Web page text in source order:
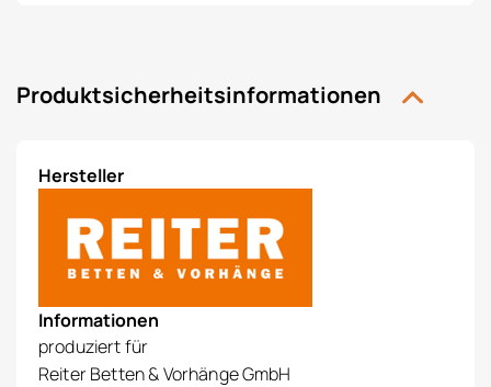
Produktsicherheitsinformationen
Hersteller
Informationen
produziert für
Reiter Betten & Vorhänge GmbH